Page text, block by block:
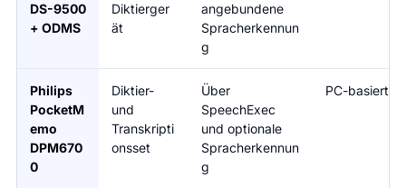
DS-9500
+ ODMS
Diktierger
ät
angebundene
Spracherkennun
g
Philips
PocketM
emo
DPM670
0
Diktier-
und
Transkripti
onsset
Über
SpeechExec
und optionale
Spracherkennun
g
PC-basiert